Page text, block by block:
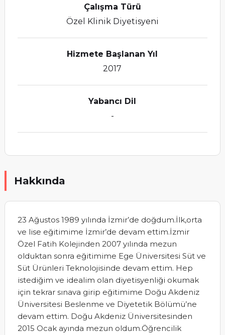
Çalışma Türü
Özel Klinik Diyetisyeni
Hizmete Başlanan Yıl
2017
Yabancı Dil
-
Hakkında
23 Ağustos 1989 yılında İzmir’de doğdum.İlk,orta
ve lise eğitimime İzmir’de devam ettim.İzmir
Özel Fatih Kolejinden 2007 yılında mezun
olduktan sonra eğitimime Ege Üniversitesi Süt ve
Süt Ürünleri Teknolojisinde devam ettim. Hep
istediğim ve idealim olan diyetisyenliği okumak
için tekrar sınava girip eğitimime Doğu Akdeniz
Üniversitesi Beslenme ve Diyetetik Bölümü’ne
devam ettim. Doğu Akdeniz Üniversitesinden
2015 Ocak ayında mezun oldum.Öğrencilik